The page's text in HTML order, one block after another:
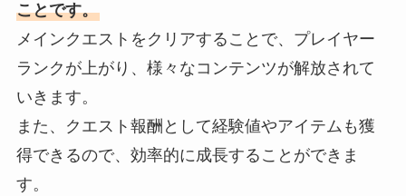
ことです。
メインクエストをクリアすることで、プレイヤー
ランクが上がり、様々なコンテンツが解放されて
いきます。
また、クエスト報酬として経験値やアイテムも獲
得できるので、効率的に成長することができま
す。